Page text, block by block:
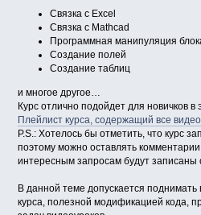
Связка с Excel
Связка с Mathcad
Программная манипуляция
Создание полей
Создание таблиц
и многое другое…
Курс отлично подойдет для новичков в
Плейлист курса, содержащий все
P.S.: Хотелось бы отметить, что курс
поэтому можно оставлять
интересным запросам будут записаны
В данной теме допускается
курса, полезной модификацией кода,